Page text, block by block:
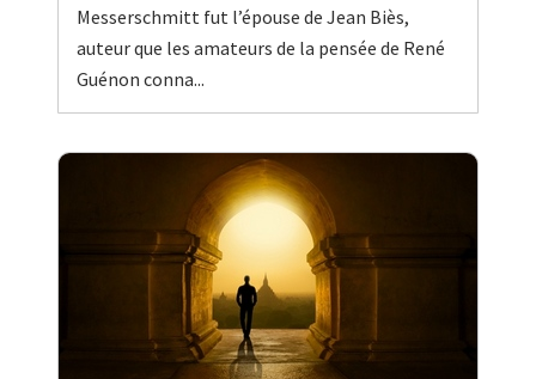
Messerschmitt fut l’épouse de Jean Biès,
auteur que les amateurs de la pensée de René
Guénon conna...